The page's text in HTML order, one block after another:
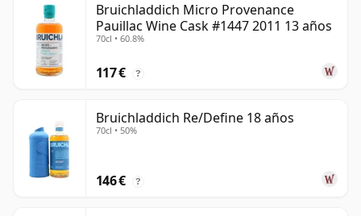
Bruichladdich Micro Provenance
Pauillac Wine Cask #1447 2011 13 años
70cl • 60.8%
117 € ?
Bruichladdich Re/Define 18 años
70cl • 50%
146 € ?